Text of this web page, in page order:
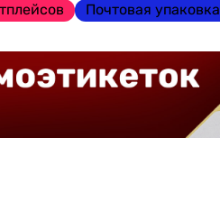
Почтовая упаковка